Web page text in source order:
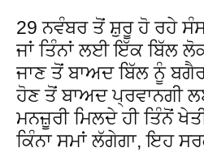
29 ਨਵੰਬਰ ਤੋਂ ਸ਼ੁਰੂ ਹੋ ਰਹੇ
ਜਾਂ ਤਿੰਨਾਂ ਲਈ ਇੱਕ ਬਿੱਲ
ਜਾਣ ਤੋਂ ਬਾਅਦ ਬਿੱਲ ਨੂੰ
ਹੋਣ ਤੋਂ ਬਾਅਦ ਪ੍ਰਵਾਨਗੀ
ਮਨਜ਼ੂਰੀ ਮਿਲਦੇ ਹੀ ਤਿੰਨੋਂ
ਕਿੰਨਾ ਸਮਾਂ ਲੱਗੇਗਾ, ਇਹ